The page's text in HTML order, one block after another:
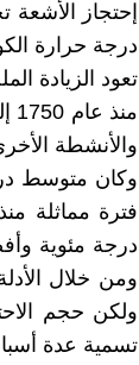
إحتجاز
درجة حرارة
تعود الزيادة
والأنشطة
ومن خلال
ولكن حجم
تسمية عدة